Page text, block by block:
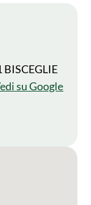
BISCEGLIE
su Google